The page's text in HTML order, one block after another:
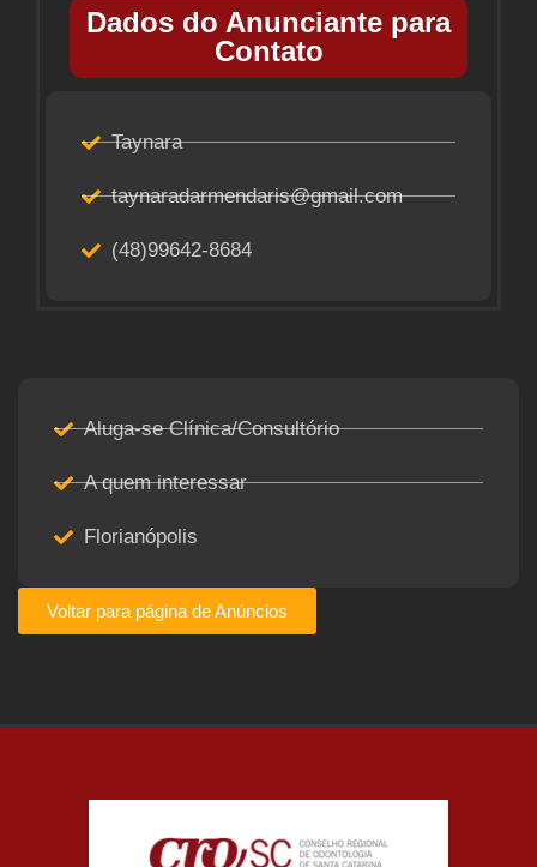
Dados do Anunciante para
Contato
Taynara
taynaradarmendaris@gmail.com
(48)99642-8684
Aluga-se Clínica/Consultório
A quem interessar
Florianópolis
Voltar para página de Anúncios